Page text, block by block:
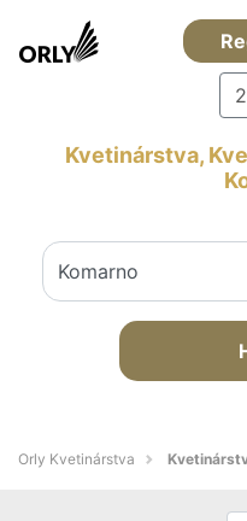
Kvetinárstva,
Orly Kvetinárstva